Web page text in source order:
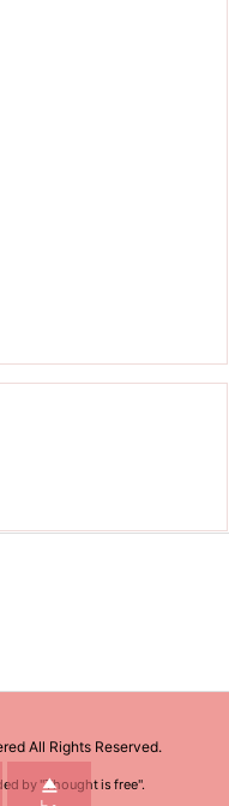
All Rights Reserved.
by "Thought is free".
